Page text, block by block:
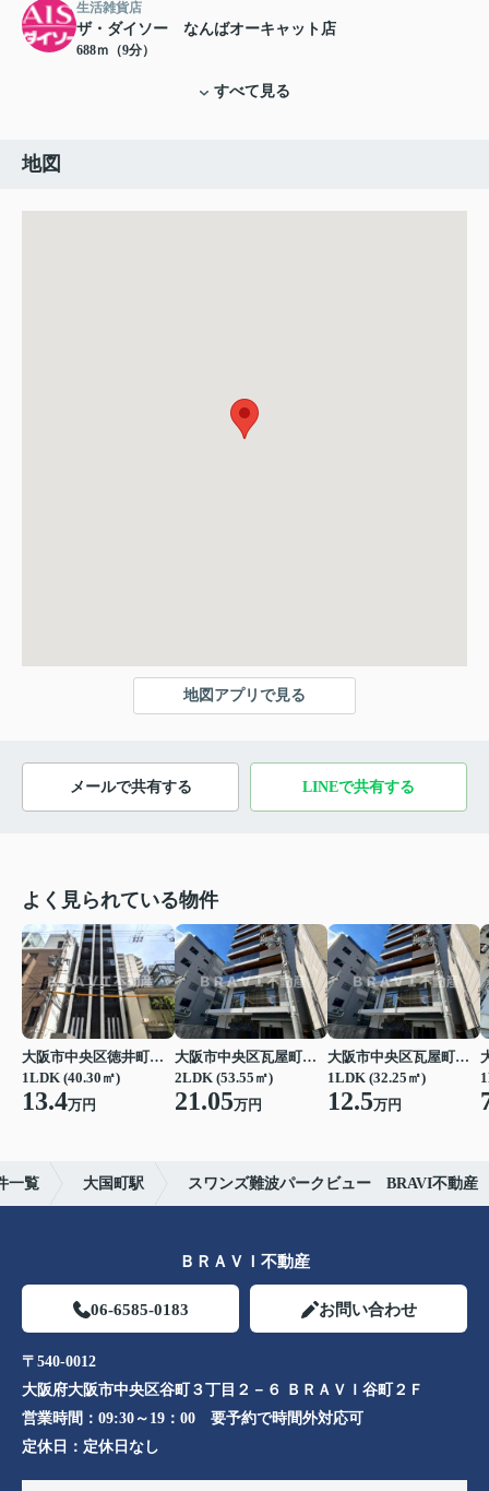
生活雑貨店
ザ・ダイソー なんばオーキャット店
688ｍ（9分）
すべて見る
地図
地図アプリで見る
メールで共有する LINEで共有する
よく見られている物件
大阪市中央区徳井町２丁目
1LDK (40.30㎡)
13.4万円
大阪市中央区瓦屋町１丁目
2LDK (53.55㎡)
21.05万円
大阪市中央区瓦屋町１丁目
1LDK (32.25㎡)
12.5万円
一覧 大国町駅 スワンズ難波パークビュー BRAVI不動産
ＢＲＡＶＩ不動産
06-6585-0183 お問い合わせ
〒540-0012
大阪府大阪市中央区谷町３丁目２－６ ＢＲＡＶＩ谷町２Ｆ
営業時間： 09:30～19：00 要予約で時間外対応可
定休日： 定休日なし